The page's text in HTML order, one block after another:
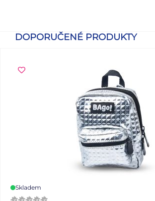
DOPORUČENÉ PRODUKTY
Skladem